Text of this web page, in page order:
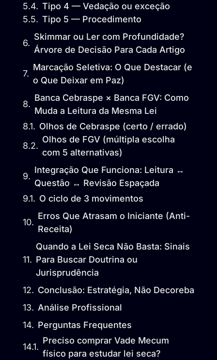
Tipo 4 — Vedação ou exceção
Tipo 5 — Procedimento
Skimmar ou Ler com Profundidade?
Árvore de Decisão Para Cada Artigo
Marcação Seletiva: O Que Destacar (e
o Que Deixar em Paz)
Banca Cebraspe × Banca FGV: Como
Muda a Leitura da Mesma Lei
Olhos de Cebraspe (certo / errado)
Olhos de FGV (múltipla escolha
com 5 alternativas)
Integração Que Funciona: Leitura ↔
Questão ↔ Revisão Espaçada
O ciclo de 3 movimentos
Erros Que Atrasam o Iniciante (Anti-
Receita)
Quando a Lei Seca Não Basta: Sinais
Para Buscar Doutrina ou
Jurisprudência
Conclusão: Estratégia, Não Decoreba
Análise Profissional
Perguntas Frequentes
Preciso comprar Vade Mecum
físico para estudar lei seca?